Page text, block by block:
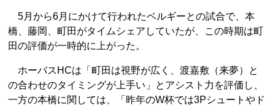
5月から6月にかけて行われたベルギーとの試合で、本
橋、藤岡、町田がタイムシェアしていたが、この時期は町
田の評価が一時的に上がった。
ホーバスHCは「町田は視野が広く、渡嘉敷（来夢）と
の合わせのタイミングが上手い」とアシスト力を評価し、
一方の本橋に関しては、「昨年のW杯では3Pシュートやド